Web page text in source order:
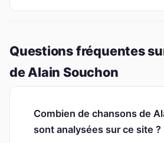
Questions fréquentes
de Alain Souchon
Combien de chansons de
sont analysées sur ce site ?